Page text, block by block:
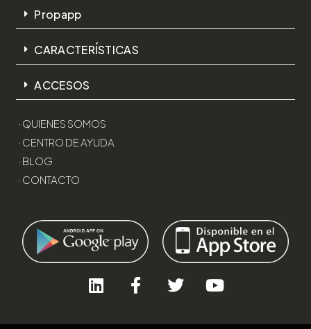
Propapp
CARACTERÍSTICAS
ACCESOS
· QUIENES SOMOS
· CENTRO DE AYUDA
· BLOG
· CONTACTO